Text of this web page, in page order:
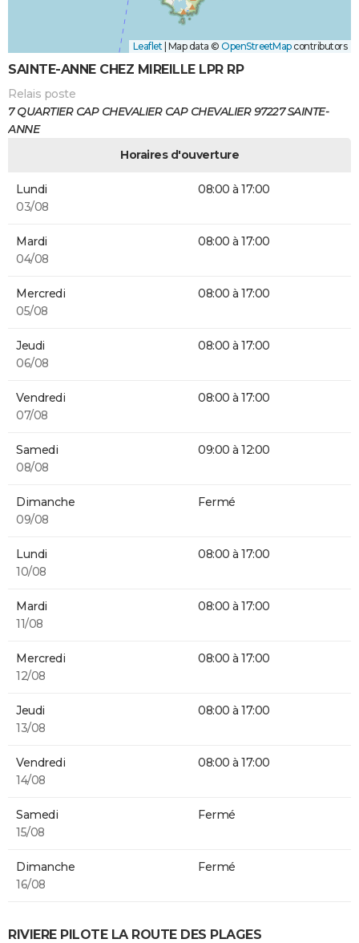
Leaflet Map data © OpenStreetMapcontributors
SAINTE-ANNE CHEZ MIREILLE LPR RP
Relais poste
7 QUARTIER CAP CHEVALIER CAP CHEVALIER 97227 SAINTE-
ANNE
Horaires d'ouverture
Lundi
03/08
08:00 à 17:00
Mardi
04/08
08:00 à 17:00
Mercredi
05/08
08:00 à 17:00
Jeudi
06/08
08:00 à 17:00
Vendredi
07/08
08:00 à 17:00
Samedi
08/08
09:00 à 12:00
Dimanche
09/08
Fermé
Lundi
10/08
08:00 à 17:00
Mardi
11/08
08:00 à 17:00
Mercredi
12/08
08:00 à 17:00
Jeudi
13/08
08:00 à 17:00
Vendredi
14/08
08:00 à 17:00
Samedi
15/08
Fermé
Dimanche
16/08
Fermé
RIVIERE PILOTE LA ROUTE DES PLAGES